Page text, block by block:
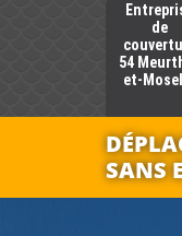
de
54
et-
SANS